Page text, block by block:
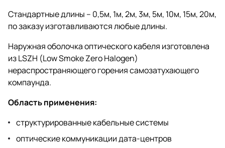
Стандартные длины – 0,5м, 1м, 2м, 3м, 5м, 10м, 15м, 20м,
по заказу изготавливаются любые длины.
Наружная оболочка оптического кабеля изготовлена
из LSZH (Low Smoke Zero Halogen)
нераспространяющего горения самозатухающего
компаунда.
Область применения:
структурированные кабельные системы
оптические коммуникации дата-центров